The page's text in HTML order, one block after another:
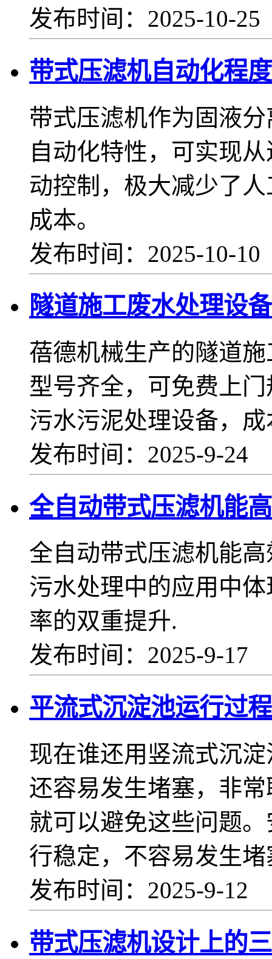
发布时间：2025-10-
带式压滤机自动化程
带式压滤机作为固液
自动化特性，可实现
动控制，极大减少了
成本。
发布时间：2025-10-
隧道施工废水处理设
蓓德机械生产的隧道
型号齐全，可免费上
污水污泥处理设备，
发布时间：2025-9-24
全自动带式压滤机能
全自动带式压滤机能
污水处理中的应用中
率的双重提升.
发布时间：2025-9-17
平流式沉淀池运行过
现在谁还用竖流式沉
还容易发生堵塞，非
就可以避免这些问题
行稳定，不容易发生
发布时间：2025-9-12
带式压滤机设计上的